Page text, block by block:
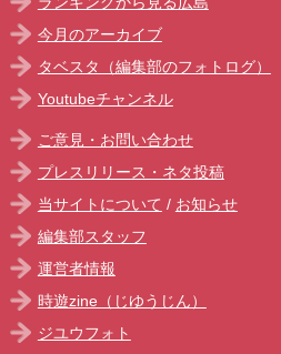
今月のアーカイブ
タベスタ（編集部のフォトログ）
Youtubeチャンネル
ご意見・お問い合わせ
プレスリリース・ネタ投稿
当サイトについて / お知らせ
編集部スタッフ
運営者情報
時遊zine（じゆうじん）
ジユウフォト